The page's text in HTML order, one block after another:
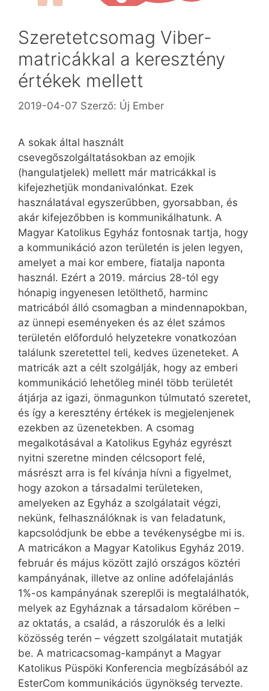
Szeretetcsomag Viber-
matricákkal a keresztény
értékek mellett
2019-04-07 Szerző: Új Ember
A sokak által használt
csevegőszolgáltatásokban az emojik
(hangulatjelek) mellett már matricákkal is
kifejezhetjük mondanivalónkat. Ezek
használatával egyszerűbben, gyorsabban, és
akár kifejezőbben is kommunikálhatunk. A
Magyar Katolikus Egyház fontosnak tartja, hogy
a kommunikáció azon területén is jelen legyen,
amelyet a mai kor embere, fiatalja naponta
használ. Ezért a 2019. március 28-tól egy
hónapig ingyenesen letölthető, harminc
matricából álló csomagban a mindennapokban,
az ünnepi eseményeken és az élet számos
területén előforduló helyzetekre vonatkozóan
találunk szeretettel teli, kedves üzeneteket. A
matricák azt a célt szolgálják, hogy az emberi
kommunikáció lehetőleg minél több területét
átjárja az igazi, önmagunkon túlmutató szeretet,
és így a keresztény értékek is megjelenjenek
ezekben az üzenetekben. A csomag
megalkotásával a Katolikus Egyház egyrészt
nyitni szeretne minden célcsoport felé,
másrészt arra is fel kívánja hívni a figyelmet,
hogy azokon a társadalmi területeken,
amelyeken az Egyház a szolgálatait végzi,
nekünk, felhasználóknak is van feladatunk,
kapcsolódjunk be ebbe a tevékenységbe mi is.
A matricákon a Magyar Katolikus Egyház 2019.
február és május között zajló országos köztéri
kampányának, illetve az online adófelajánlás
1%-os kampányának szereplői is megtalálhatók,
melyek az Egyháznak a társadalom körében –
az oktatás, a család, a rászorulók és a lelki
közösség terén – végzett szolgálatait mutatják
be. A matricacsomag-kampányt a Magyar
Katolikus Püspöki Konferencia megbízásából az
EsterCom kommunikációs ügynökség tervezte.